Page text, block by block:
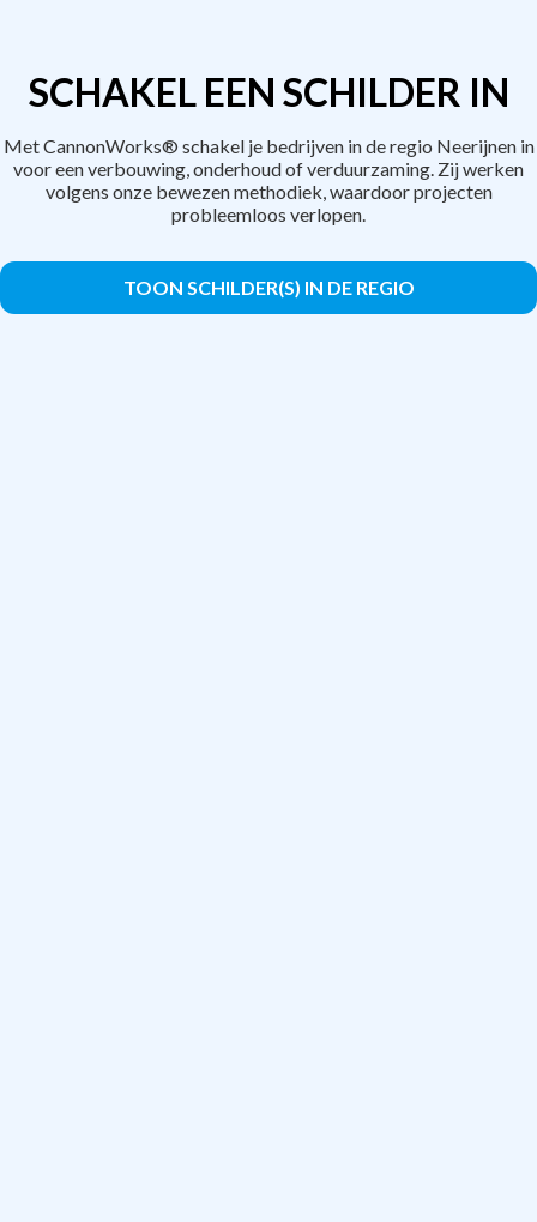
SCHAKEL EEN SCHILDER IN
Met CannonWorks® schakel je bedrijven in de regio Neerijnen in
voor een verbouwing, onderhoud of verduurzaming. Zij werken
volgens onze bewezen methodiek, waardoor projecten
probleemloos verlopen.
TOON SCHILDER(S) IN DE REGIO